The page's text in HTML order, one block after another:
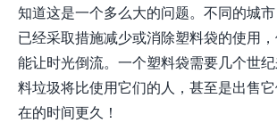
知道这是一个多么大的问题。不同的城
已经采取措施减少或消除塑料袋的使用
能让时光倒流。一个塑料袋需要几个世
料垃圾将比使用它们的人，甚至是出售
在的时间更久！